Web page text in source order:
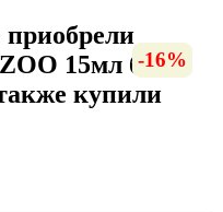
15мл блок-
купили
-12%
-17%
-23%
-6%
-16%
-56%
-12%
-12%
-13%
-12%
-18%
-6%
-16%